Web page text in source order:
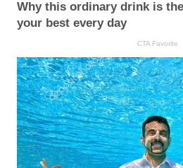
Why this ordinary drink is
your best every day
CTA Favorite